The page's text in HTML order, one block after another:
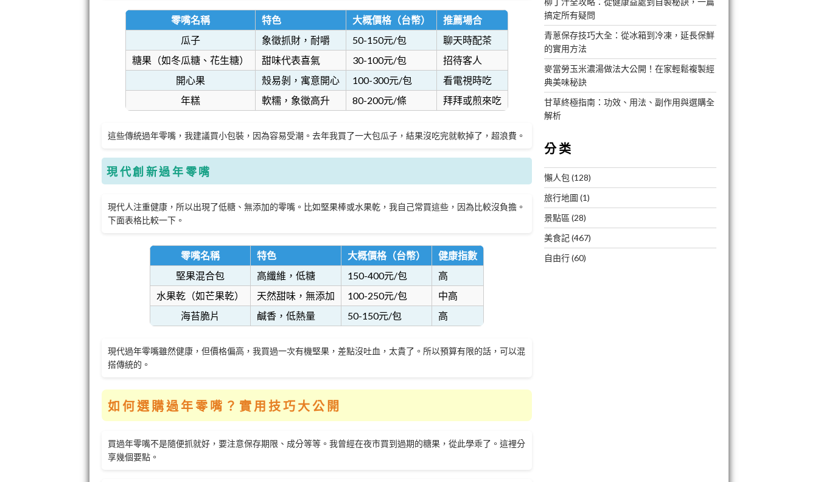
零嘴名稱 特色 大概價格（台幣）
推薦場合
瓜子
象徵抓財，耐嚼 50-150元/包
聊天時配茶
糖果（如冬瓜糖、花生糖）
甜味代表喜氣 30-100元/包
招待客人
開心果
殼易剝，寓意開心 100-300元/包
看電視時吃
年糕
軟糯，象徵高升 80-200元/條 拜拜或煎來吃
這些傳統過年零嘴，我建議買小包裝，因為容易受潮。去年我買了一大包瓜子，結果沒吃完就軟掉了，超浪費。
現代創新過年零嘴
現代人注重健康，所以出現了低糖、無添加的零嘴。比如堅果棒或水果乾，我自己常買這些，因為比較沒負擔。
下面表格比較一下。
零嘴名稱 特色 大概價格（台幣）
健康指數
堅果混合包
高纖維，低糖 150-400元/包
高
水果乾（如芒果乾）
天然甜味，無添加 100-250元/包
中高
海苔脆片
鹹香，低熱量 50-150元/包 高
現代過年零嘴雖然健康，但價格偏高，我買過一次有機堅果，差點沒吐血，太貴了。所以預算有限的話，可以混
搭傳統的。
如何選購過年零嘴？實用技巧大公開
買過年零嘴不是隨便抓就好，要注意保存期限、成分等等。我曾經在夜市買到過期的糖果，從此學乖了。這裡分
享幾個要點。
搞定所有疑問
青蔥保存技巧大全：從冰箱到冷凍，延長保鮮
的實用方法
麥當勞玉米濃湯做法大公開！在家輕鬆複製經
典美味秘訣
甘草終極指南：功效、用法、副作用與選購全
解析
分类
懶人包 (128)
旅行地圖 (1)
景點區 (28)
美食記(467)
自由行(60)